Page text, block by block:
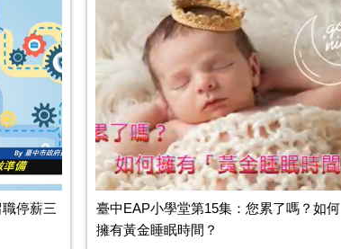
停薪三
臺中EAP小學堂第15集：您累了嗎？如何
擁有黃金睡眠時間？